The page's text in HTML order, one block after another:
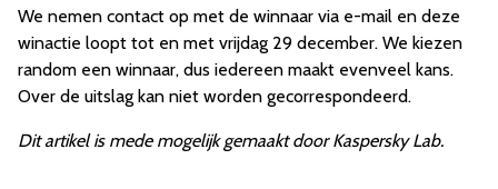
We nemen contact op met de winnaar via e-mail en deze
winactie loopt tot en met vrijdag 29 december. We kiezen
random een winnaar, dus iedereen maakt evenveel kans.
Over de uitslag kan niet worden gecorrespondeerd.
Dit artikel is mede mogelijk gemaakt door Kaspersky Lab.